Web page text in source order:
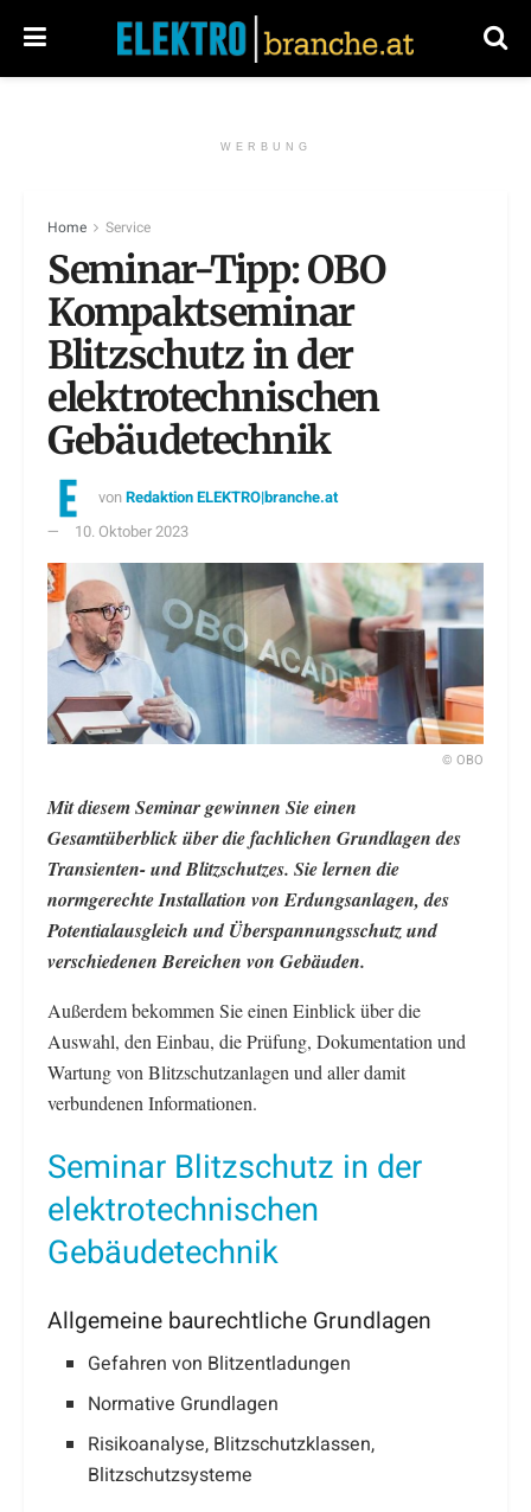
WERBUNG
Home Service
Seminar-Tipp: OBO
Kompaktseminar
Blitzschutz in der
elektrotechnischen
Gebäudetechnik
vonRedaktion ELEKTRO|branche.at
10. Oktober 2023
© OBO
Mit diesem Seminar gewinnen Sie einen
Gesamtüberblick über die fachlichen Grundlagen des
Transienten- und Blitzschutzes. Sie lernen die
normgerechte Installation von Erdungsanlagen, des
Potentialausgleich und Überspannungsschutz und
verschiedenen Bereichen von Gebäuden.
Außerdem bekommen Sie einen Einblick über die
Auswahl, den Einbau, die Prüfung, Dokumentation und
Wartung von Blitzschutzanlagen und aller damit
verbundenen Informationen.
Seminar Blitzschutz in der
elektrotechnischen
Gebäudetechnik
Allgemeine baurechtliche Grundlagen
Gefahren von Blitzentladungen
Normative Grundlagen
Risikoanalyse, Blitzschutzklassen,
Blitzschutzsysteme